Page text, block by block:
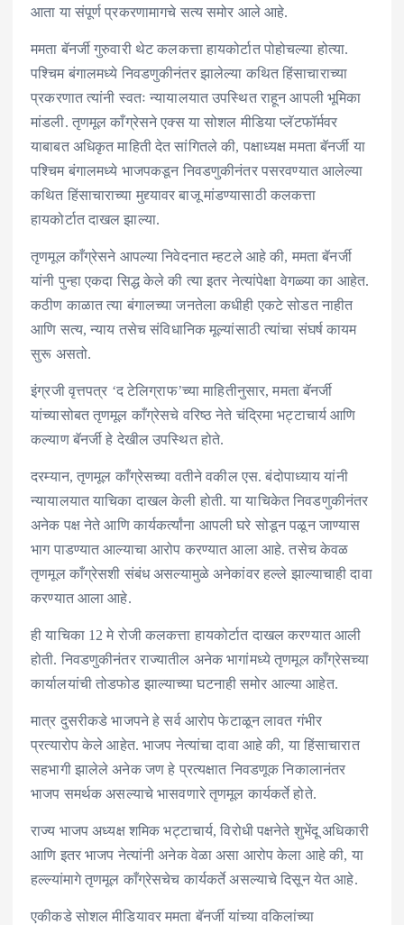
आता या संपूर्ण प्रकरणामागचे सत्य समोर आले आहे.
ममता बॅनर्जी गुरुवारी थेट कलकत्ता हायकोर्टात पोहोचल्या होत्या.
पश्चिम बंगालमध्ये निवडणुकीनंतर झालेल्या कथित हिंसाचाराच्या
प्रकरणात त्यांनी स्वतः न्यायालयात उपस्थित राहून आपली भूमिका
मांडली. तृणमूल काँग्रेसने एक्स या सोशल मीडिया प्लॅटफॉर्मवर
याबाबत अधिकृत माहिती देत सांगितले की, पक्षाध्यक्ष ममता बॅनर्जी या
पश्चिम बंगालमध्ये भाजपकडून निवडणुकीनंतर पसरवण्यात आलेल्या
कथित हिंसाचाराच्या मुद्द्यावर बाजू मांडण्यासाठी कलकत्ता
हायकोर्टात दाखल झाल्या.
तृणमूल काँग्रेसने आपल्या निवेदनात म्हटले आहे की, ममता बॅनर्जी
यांनी पुन्हा एकदा सिद्ध केले की त्या इतर नेत्यांपेक्षा वेगळ्या का आहेत.
कठीण काळात त्या बंगालच्या जनतेला कधीही एकटे सोडत नाहीत
आणि सत्य, न्याय तसेच संविधानिक मूल्यांसाठी त्यांचा संघर्ष कायम
सुरू असतो.
इंग्रजी वृत्तपत्र ‘द टेलिग्राफ’च्या माहितीनुसार, ममता बॅनर्जी
यांच्यासोबत तृणमूल काँग्रेसचे वरिष्ठ नेते चंद्रिमा भट्टाचार्य आणि
कल्याण बॅनर्जी हे देखील उपस्थित होते.
दरम्यान, तृणमूल काँग्रेसच्या वतीने वकील एस. बंदोपाध्याय यांनी
न्यायालयात याचिका दाखल केली होती. या याचिकेत निवडणुकीनंतर
अनेक पक्ष नेते आणि कार्यकर्त्यांना आपली घरे सोडून पळून जाण्यास
भाग पाडण्यात आल्याचा आरोप करण्यात आला आहे. तसेच केवळ
तृणमूल काँग्रेसशी संबंध असल्यामुळे अनेकांवर हल्ले झाल्याचाही दावा
करण्यात आला आहे.
ही याचिका 12 मे रोजी कलकत्ता हायकोर्टात दाखल करण्यात आली
होती. निवडणुकीनंतर राज्यातील अनेक भागांमध्ये तृणमूल काँग्रेसच्या
कार्यालयांची तोडफोड झाल्याच्या घटनाही समोर आल्या आहेत.
मात्र दुसरीकडे भाजपने हे सर्व आरोप फेटाळून लावत गंभीर
प्रत्यारोप केले आहेत. भाजप नेत्यांचा दावा आहे की, या हिंसाचारात
सहभागी झालेले अनेक जण हे प्रत्यक्षात निवडणूक निकालानंतर
भाजप समर्थक असल्याचे भासवणारे तृणमूल कार्यकर्ते होते.
राज्य भाजप अध्यक्ष शमिक भट्टाचार्य, विरोधी पक्षनेते शुभेंदू अधिकारी
आणि इतर भाजप नेत्यांनी अनेक वेळा असा आरोप केला आहे की, या
हल्ल्यांमागे तृणमूल काँग्रेसचेच कार्यकर्ते असल्याचे दिसून येत आहे.
एकीकडे सोशल मीडियावर ममता बॅनर्जी यांच्या वकिलांच्या